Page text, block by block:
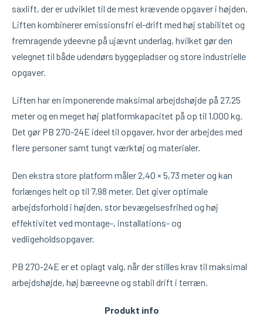
saxlift, der er udviklet til de mest krævende opgaver i højden.
Liften kombinerer emissionsfri el-drift med høj stabilitet og
fremragende ydeevne på ujævnt underlag, hvilket gør den
velegnet til både udendørs byggepladser og store industrielle
opgaver.
Liften har en imponerende maksimal arbejdshøjde på 27,25
meter og en meget høj platformkapacitet på op til 1.000 kg.
Det gør PB 270-24E ideel til opgaver, hvor der arbejdes med
flere personer samt tungt værktøj og materialer.
Den ekstra store platform måler 2,40 × 5,73 meter og kan
forlænges helt op til 7,98 meter. Det giver optimale
arbejdsforhold i højden, stor bevægelsesfrihed og høj
effektivitet ved montage-, installations- og
vedligeholdsopgaver.
PB 270-24E er et oplagt valg, når der stilles krav til maksimal
arbejdshøjde, høj bæreevne og stabil drift i terræn.
Produkt info